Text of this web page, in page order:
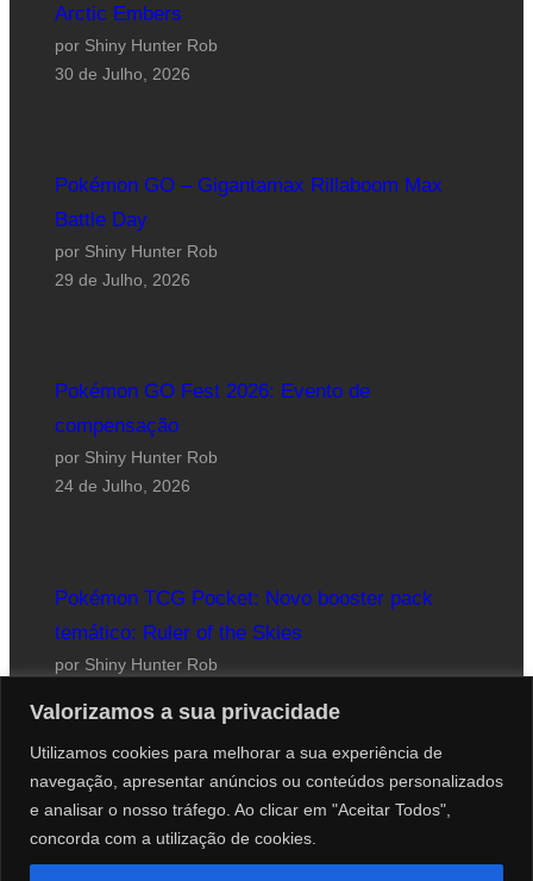
Valorizamos a sua privacidade
Utilizamos cookies para melhorar a sua experiência de
navegação, apresentar anúncios ou conteúdos personalizados
e analisar o nosso tráfego. Ao clicar em "Aceitar Todos",
concorda com a utilização de cookies.
Arctic Embers
por Shiny Hunter Rob
30 de Julho, 2026
Pokémon GO – Gigantamax Rillaboom Max
Battle Day
por Shiny Hunter Rob
29 de Julho, 2026
Pokémon GO Fest 2026: Evento de
compensação
por Shiny Hunter Rob
24 de Julho, 2026
Pokémon TCG Pocket: Novo booster pack
temático: Ruler of the Skies
por Shiny Hunter Rob
Website desenhado por Roberto Coutinho